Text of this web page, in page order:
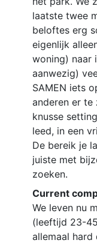
laatste twee
beloftes erg
eigenlijk
woning) naar
aanwezig)
SAMEN iets
anderen er te
knusse
leed, in een
De bereik je
juiste met
zoeken.
Current
We leven nu
(leeftijd 23-
allemaal hard